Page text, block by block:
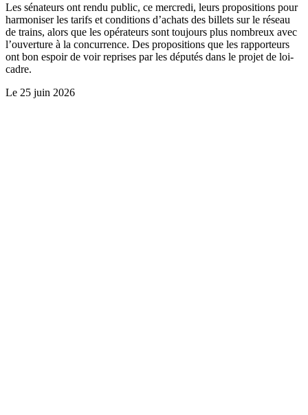
Les sénateurs ont rendu public, ce mercredi, leurs propositions pour
harmoniser les tarifs et conditions d’achats des billets sur le réseau
de trains, alors que les opérateurs sont toujours plus nombreux avec
l’ouverture à la concurrence. Des propositions que les rapporteurs
ont bon espoir de voir reprises par les députés dans le projet de loi-
cadre.
Le 25 juin 2026